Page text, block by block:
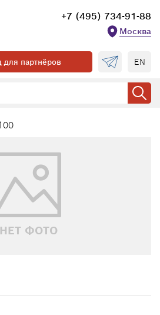
+7 (495) 734-91-88
Москва
для партнёров EN
НЕТ ФОТО